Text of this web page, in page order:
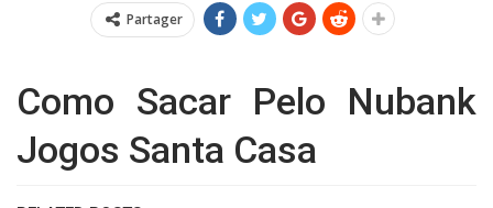
Partager
Como Sacar Pelo Nubank
Jogos Santa Casa